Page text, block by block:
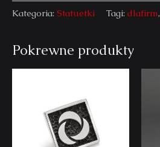
Kategoria: Statuetki Tagi: dlafirm,
Pokrewne produkty